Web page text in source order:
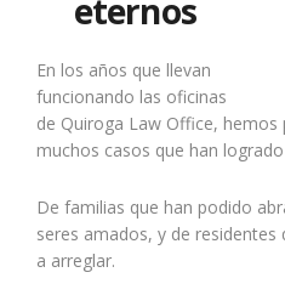
eternos
En los años que llevan
funcionando las oficinas
de Quiroga Law Office,
muchos casos que han
De familias que han podido
seres amados, y de
a arreglar.